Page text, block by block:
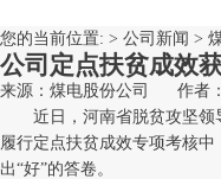
您的当前位置: > 公司新闻 >
公司定点扶贫成效
来源：煤电股份公司 作者
近日，河南省脱贫攻坚领
履行定点扶贫成效专项考核
出“好”的答卷。